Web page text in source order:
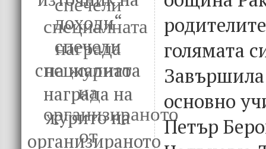
доходи“
спечели
специалната
награда на
журито на
организираното
голямата
Завършила
основно
Петър